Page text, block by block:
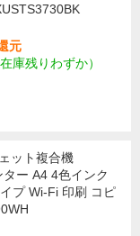
元
庫残りわずか）
ット複合機
ー A4 4色インク
プ Wi-Fi 印刷 コピ